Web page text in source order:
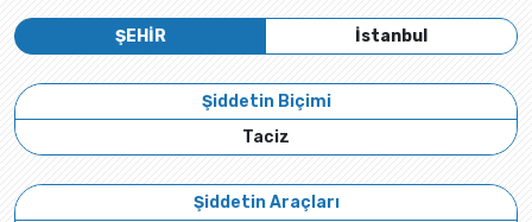
İstanbul
ŞEHİR
Şiddetin Biçimi
Taciz
Şiddetin Araçları